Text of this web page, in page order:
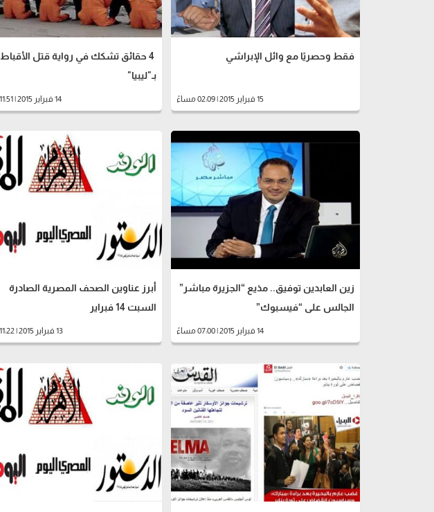
فقط وحصريًا مع وائل الإبراشي
15 فبراير 2015 | 02:09 مساءً
4 حقائق تشكك في رواية قتل الأقباط
بـ"ليبيا"
14 فبراير 2015 | 11:51 مساءً
زين العابدين توفيق.. مذيع “الجزيرة مباشر”
الجالس على “فيسبوك”‬‎
14 فبراير 2015 | 07:00 مساءً
أبرز عناوين الصحف المصرية الصادرة
السبت 14 فبراير
13 فبراير 2015 | 11:22 مساءً